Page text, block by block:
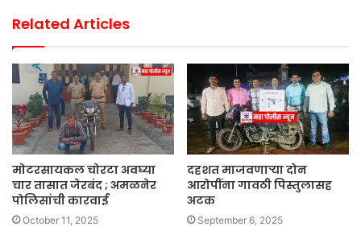
Related Articles
मोटरसायकल चोरटा अवघ्या
चार तासात जेरबंद ; अमळनेर
पोलिसांची कारवाई
October 11, 2025
दहशत माजवणाऱ्या दोन
आरोपींना गावठी पिस्तुलासह
अटक
September 6, 2025